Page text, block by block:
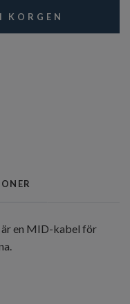
KORGEN
, är en MID-kabel för